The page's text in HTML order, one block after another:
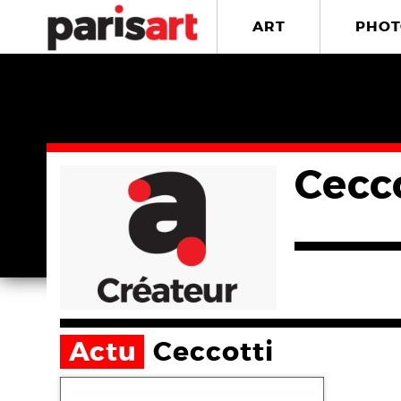
ART
Actu Ceccotti